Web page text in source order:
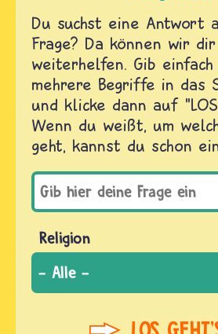
Du suchst eine Antwort
Frage? Da können wir
weiterhelfen. Gib
mehrere Begriffe in das
und klicke dann auf "LOS
Wenn du weißt, um
geht, kannst du schon
Religion